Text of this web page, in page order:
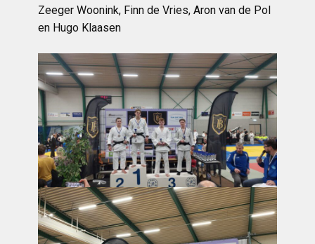
Zeeger Woonink, Finn de Vries, Aron van de Pol
en Hugo Klaasen